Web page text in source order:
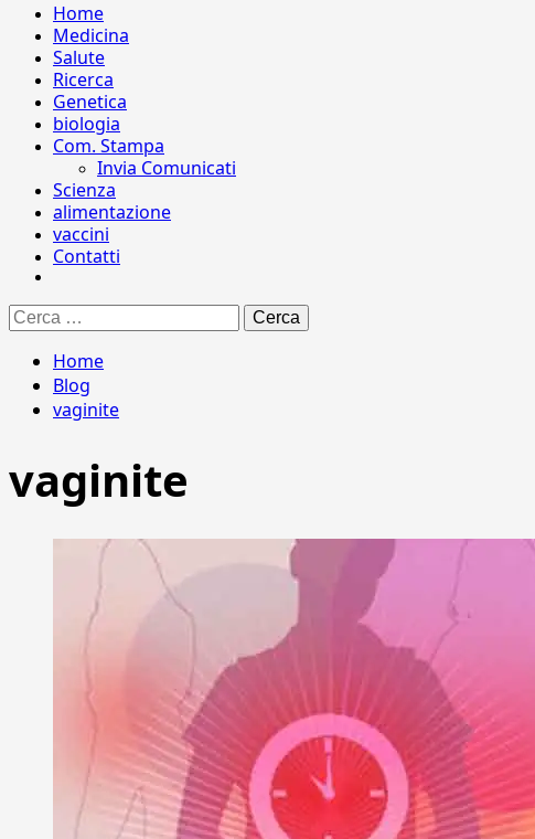
Home
Medicina
Salute
Ricerca
Genetica
biologia
Com. Stampa
Invia Comunicati
Scienza
alimentazione
vaccini
Contatti
Ricerca
per:
Home
Blog
vaginite
vaginite